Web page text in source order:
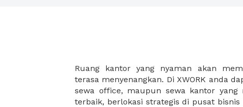
Ruang kantor yang nyaman akan
terasa menyenangkan. Di XWORK anda
sewa office, maupun sewa kantor
terbaik, berlokasi strategis di pusat
legalitas usaha baru Anda, seperti surat
Perusahaan, Surat Izin Usaha
pendirian PT maupun akte pendirian
Sewa ruang kantor XWORK juga